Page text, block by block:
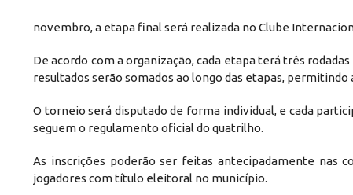
novembro, a etapa final será realizada no Clube
De acordo com a organização, cada etapa terá três
resultados serão somados ao longo das etapas,
O torneio será disputado de forma individual, e cada
seguem o regulamento oficial do quatrilho.
As inscrições poderão ser feitas antecipadamente nas
jogadores com título eleitoral no município.